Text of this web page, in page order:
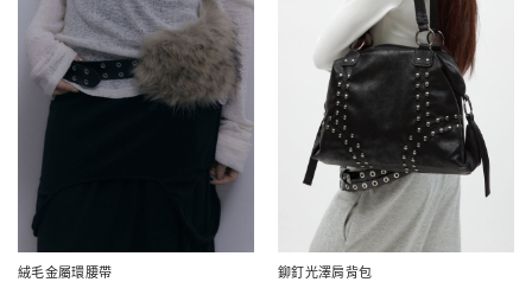
絨毛金屬環腰帶
鉚釘光澤肩背包